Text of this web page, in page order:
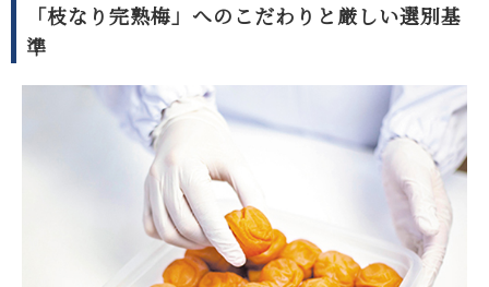
「枝なり完熟梅」へのこだわりと厳しい選別基
準